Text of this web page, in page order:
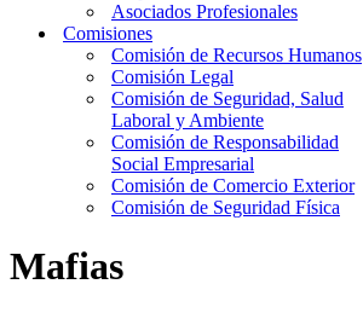
Asociados Profesionales
Comisiones
Comisión de Recursos Humanos
Comisión Legal
Comisión de Seguridad, Salud
Laboral y Ambiente
Comisión de Responsabilidad
Social Empresarial
Comisión de Comercio Exterior
Comisión de Seguridad Física
Mafias